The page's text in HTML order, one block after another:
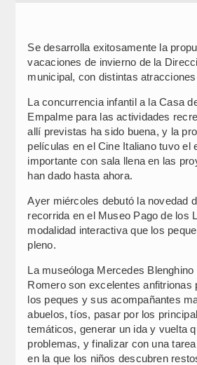
Se desarrolla exitosamente la
vacaciones de invierno de la
municipal, con distintas
La concurrencia infantil a la Casa
Empalme para las actividades
allí previstas ha sido buena, y la
películas en el Cine Italiano tuvo el
importante con sala llena en las
han dado hasta ahora.
Ayer miércoles debutó la novedad
recorrida en el Museo Pago de los
modalidad interactiva que los
pleno.
La museóloga Mercedes
Romero son excelentes anfitrionas
los peques y sus acompañantes
abuelos, tíos, pasar por los
temáticos, generar un ida y vuelta
problemas, y finalizar con una
en la que los niños descubren